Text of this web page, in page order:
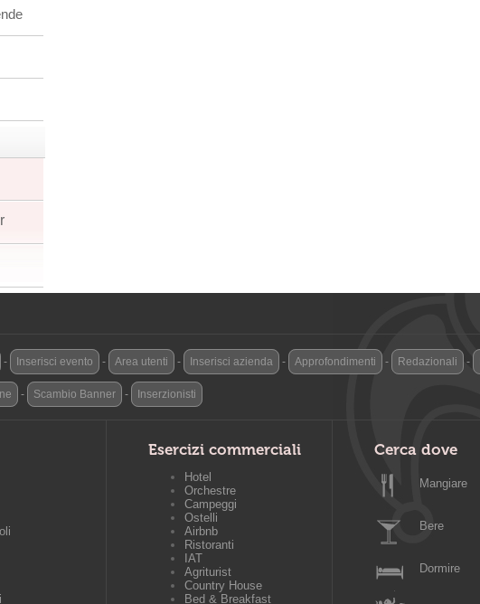
- Inserisci evento - Area utenti - Inserisci azienda - Approfondimenti - Redazionali -
- Scambio Banner - Inserzionisti
Esercizi commerciali
Hotel
Orchestre
Campeggi
Ostelli
Airbnb
Ristoranti
IAT
Agriturist
Country House
Bed & Breakfast
Cerca dove
Mangiare
Bere
Dormire